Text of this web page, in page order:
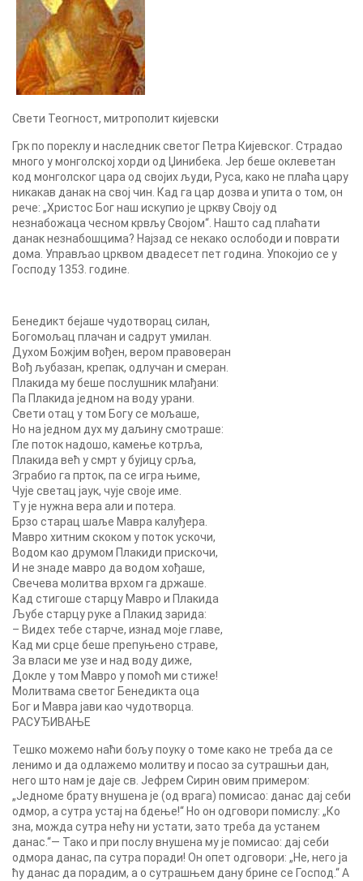
Свети Теогност, митрополит кијевски
Грк по пореклу и наследник светог Петра Кијевског. Страдао
много у монголској хорди од Џинибека. Јер беше оклеветан
код монголског цара од својих људи, Руса, како не плаћа цару
никакав данак на свој чин. Кад га цар дозва и упита о том, он
рече: „Христос Бог наш искупио је цркву Своју од
незнабожаца чесном крвљу Својом“. Нашто сад плаћати
данак незнабошцима? Најзад се некако ослободи и поврати
дома. Управљао црквом двадесeт пет година. Упокојио се у
Господу 1353. године.
Бенедикт бејаше чудотворац силан,
Богомољац плачан и садрут умилан.
Духом Божјим вођен, вером правоверан
Вођ љубазан, крепак, одлучан и смеран.
Плакида му беше послушник млађани:
Па Плакида једном на воду урани.
Свети отац у том Богу се мољаше,
Но на једном дух му даљину смотраше:
Гле поток надошо, камење котрља,
Плакида већ у смрт у бујицу срља,
Зграбио га прток, па се игра њиме,
Чује светац јаук, чује своје име.
Tу je нужна вера али и потера.
Брзо старац шаље Мавра калуђера.
Мавро хитним скоком у поток ускочи,
Водом као друмом Плакиди прискочи,
И не знаде мавро да водом хођаше,
Свечева молитва врхом га држаше.
Кад стигоше старцу Мавро и Плакида
Љубе старцу руке а Плакид зарида:
– Видех тебе старче, изнад моје главе,
Кад ми срце беше препуњено страве,
За власи ме узе и над воду диже,
Докле у том Мавро у помоћ ми стиже!
Молитвама светог Бенедикта оца
Бог и Мавра јави као чудотворца.
РАСУЂИВАЊЕ
Тешко можемо наћи бољу поуку о томе како не треба да се
ленимо и да одлажемо молитву и посао за сутрашњи дан,
него што нам је даје св. Јефрем Сирин овим примером:
„Једноме брату внушена је (од врага) помисао: данас дај себи
одмор, а сутра устај на бдење!“ Но он одговори помислу: „Ко
зна, можда сутра нећу ни устати, зато треба да устанем
данас.“— Тако и при послу внушена му је помисао: дај себи
одмора данас, па сутра поради! Он опет одговори: „Не, него ја
ћу данас да порадим, а о сутрашњем дану брине се Господ.“ А